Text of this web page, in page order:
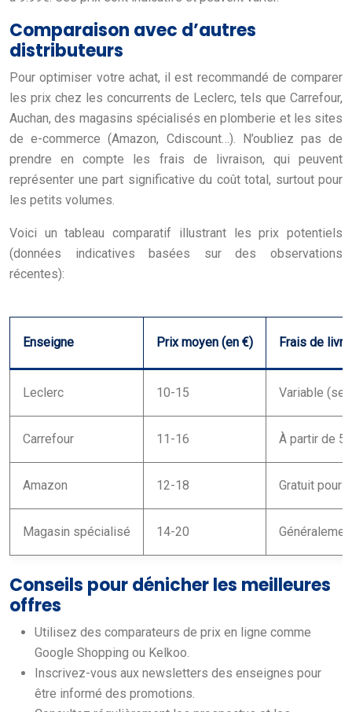
Comparaison avec d’autres
distributeurs
Pour optimiser votre achat, il est recommandé de comparer
les prix chez les concurrents de Leclerc, tels que Carrefour,
Auchan, des magasins spécialisés en plomberie et les sites
de e-commerce (Amazon, Cdiscount…). N’oubliez pas de
prendre en compte les frais de livraison, qui peuvent
représenter une part significative du coût total, surtout pour
les petits volumes.
Voici un tableau comparatif illustrant les prix potentiels
(données indicatives basées sur des observations
récentes):
Enseigne Prix moyen (en €) Frais de
Leclerc 10-15 Variable
Carrefour 11-16 À partir de 5€
Amazon 12-18 Gratuit pour
Magasin spécialisé 14-20
Conseils pour dénicher les meilleures
offres
Utilisez des comparateurs de prix en ligne comme
Google Shopping ou Kelkoo.
Inscrivez-vous aux newsletters des enseignes pour
être informé des promotions.